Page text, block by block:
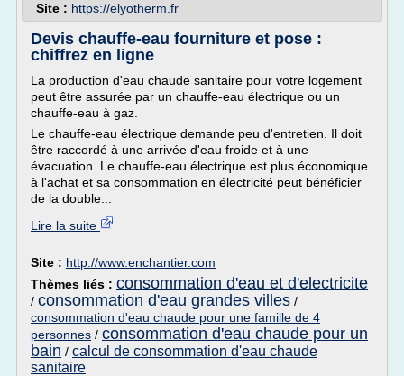
Site : https://elyotherm.fr
Devis chauffe-eau fourniture et pose :
chiffrez en ligne
La production d'eau chaude sanitaire pour votre logement
peut être assurée par un chauffe-eau électrique ou un
chauffe-eau à gaz.
Le chauffe-eau électrique demande peu d'entretien. Il doit
être raccordé à une arrivée d'eau froide et à une
évacuation. Le chauffe-eau électrique est plus économique
à l'achat et sa consommation en électricité peut bénéficier
de la double...
Lire la suite
Site : http://www.enchantier.com
Thèmes liés : consommation d'eau et d'electricite
/ consommation d'eau grandes villes /
consommation d'eau chaude pour une famille de 4
personnes / consommation d'eau chaude pour un
bain / calcul de consommation d'eau chaude
sanitaire